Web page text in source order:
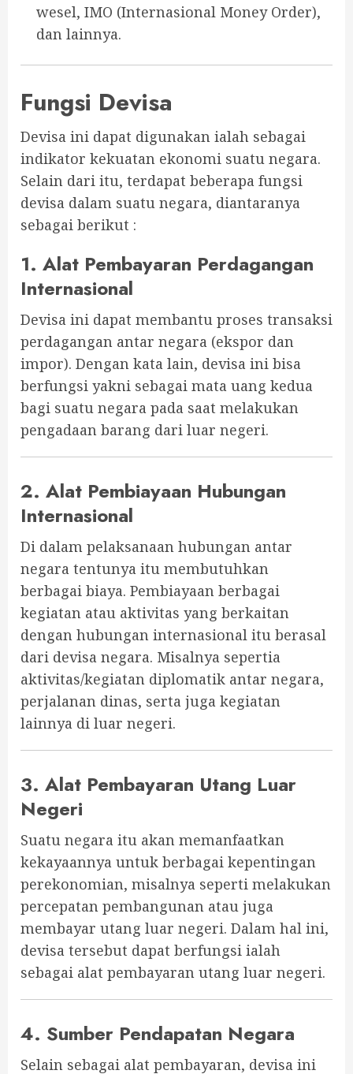
wesel, IMO (Internasional Money Order),
dan lainnya.
Fungsi Devisa
Devisa ini dapat digunakan ialah sebagai
indikator kekuatan ekonomi suatu negara.
Selain dari itu, terdapat beberapa fungsi
devisa dalam suatu negara, diantaranya
sebagai berikut :
1. Alat Pembayaran Perdagangan
Internasional
Devisa ini dapat membantu proses transaksi
perdagangan antar negara (ekspor dan
impor). Dengan kata lain, devisa ini bisa
berfungsi yakni sebagai mata uang kedua
bagi suatu negara pada saat melakukan
pengadaan barang dari luar negeri.
2. Alat Pembiayaan Hubungan
Internasional
Di dalam pelaksanaan hubungan antar
negara tentunya itu membutuhkan
berbagai biaya. Pembiayaan berbagai
kegiatan atau aktivitas yang berkaitan
dengan hubungan internasional itu berasal
dari devisa negara. Misalnya sepertia
aktivitas/kegiatan diplomatik antar negara,
perjalanan dinas, serta juga kegiatan
lainnya di luar negeri.
3. Alat Pembayaran Utang Luar
Negeri
Suatu negara itu akan memanfaatkan
kekayaannya untuk berbagai kepentingan
perekonomian, misalnya seperti melakukan
percepatan pembangunan atau juga
membayar utang luar negeri. Dalam hal ini,
devisa tersebut dapat berfungsi ialah
sebagai alat pembayaran utang luar negeri.
4. Sumber Pendapatan Negara
Selain sebagai alat pembayaran, devisa ini